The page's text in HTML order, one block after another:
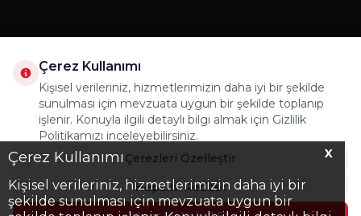
X
Çerez Kullanımı
Kişisel verileriniz, hizmetlerimizin daha iyi bir
şekilde sunulması için mevzuata uygun bir
Çerez Kullanımı
Kişisel verileriniz, hizmetlerimizin daha iyi bir şekilde
sunulması için mevzuata uygun bir şekilde toplanıp
işlenir. Konuyla ilgili detaylı bilgi almak için Gizlilik
Politikamızı inceleyebilirsiniz.
Çerezleri Özelleştir
Hepsini Reddet